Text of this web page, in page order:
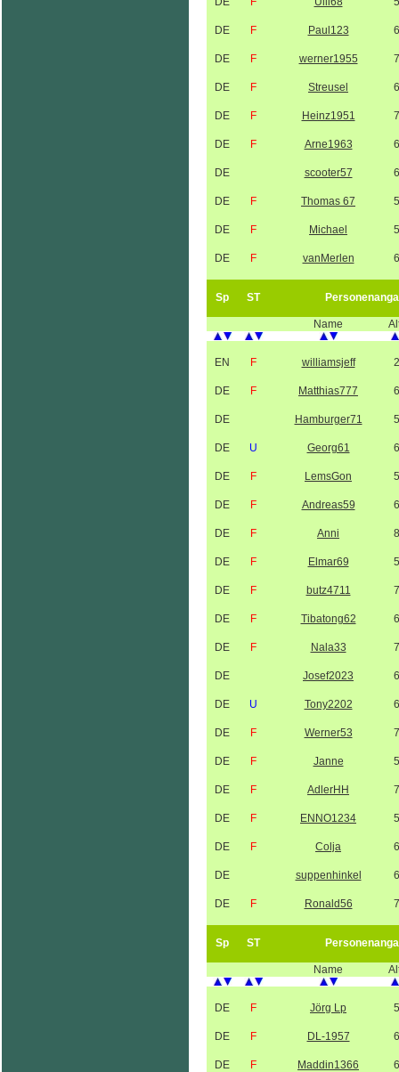
DE F Paul123
DE F werner1955
DE F Streusel
DE F Heinz1951
DE F Arne1963
DE scooter57
DE F Thomas 67
DE F Michael
DE F vanMerlen
Sp ST
Name
EN F williamsjeff
DE F Matthias777
DE Hamburger71
DE U Georg61
DE F LemsGon
DE F Andreas59
DE F Anni
DE F Elmar69
DE F butz4711
DE F Tibatong62
DE F Nala33
DE Josef2023
DE U Tony2202
DE F Werner53
DE F Janne
DE F AdlerHH
DE F ENNO1234
DE F Colja
DE suppenhinkel
DE F Ronald56
Sp ST
Name
DE F Jörg Lp
DE F DL-1957
DE F Maddin1366